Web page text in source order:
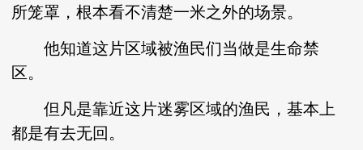
所笼罩，根本看不清楚一米之外的场景。
他知道这片区域被渔民们当做是生命禁
区。
但凡是靠近这片迷雾区域的渔民，基本上
都是有去无回。